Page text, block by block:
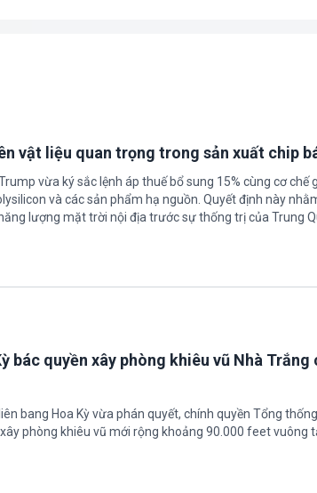
vật liệu quan trọng trong sản xuất chip
vừa ký sắc lệnh áp thuế bổ sung 15% cùng cơ chế
và các sản phẩm hạ nguồn. Quyết định này
lượng mặt trời nội địa trước sự thống trị của Trung
bác quyền xây phòng khiêu vũ Nhà Trắng
bang Hoa Kỳ vừa phán quyết, chính quyền Tổng
phòng khiêu vũ mới rộng khoảng 90.000 feet vuông